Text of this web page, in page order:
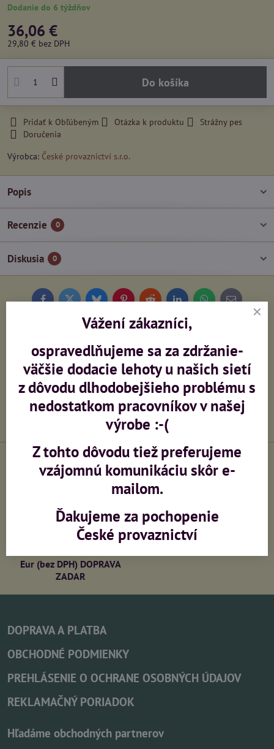
Dodanie do 6 týždňov
36,06 €
29,80 € bez DPH
Do košíka
Pridať k Obľúbeným Otázka k produktu
Strážny pes
Doručenia
Výrobca: České provaznictví s.r.o.
Popis
Recenzie 0
Diskusia 0
FacebookTwitterBlueskyPinterestReddit LinkedInWhatsApp
E-
Potrebujete poradiť?
+420 603 473 958
info​@ceskeprovaznictvi​.cz
Výroba sietí na zákazku
Eur (bez DPH) DOPRAVA
ZADAR
DOPRAVA A PLATBA
OBCHODNÉ PODMIENKY
PREHLÁSENIE O OCHRANE OSOBNÝCH ÚDAJOV
REKLAMAČNÝ PORIADOK
Hľadáme obchodných partnerov
Vážení zákazníci,
ospravedlňujeme sa za zdržanie-
väčšie dodacie lehoty u našich sietí
z dôvodu dlhodobejšieho problému s
nedostatkom pracovníkov v našej
výrobe :-(
Z tohto dôvodu tiež preferujeme
vzájomnú komunikáciu skôr e-
mailom.
Ďakujeme za pochopenie
České provaznictví